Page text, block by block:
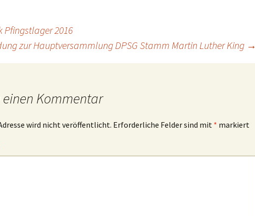
Pfingstlager 2016
zur Hauptversammlung DPSG Stamm Martin Luther King →
Kommentar
wird nicht veröffentlicht. Erforderliche Felder sind mit * markiert